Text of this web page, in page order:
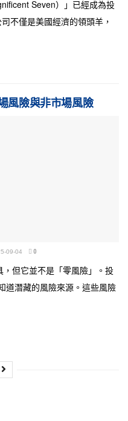
Seven）」已經成為投
不僅是美國經濟的領頭羊，
風險與非市場風險
09-04 0
但它並不是「零風險」。投
道潛藏的風險來源。這些風險